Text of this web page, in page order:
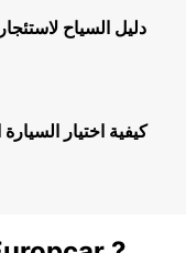
دليل السياح
كيفية اختيار